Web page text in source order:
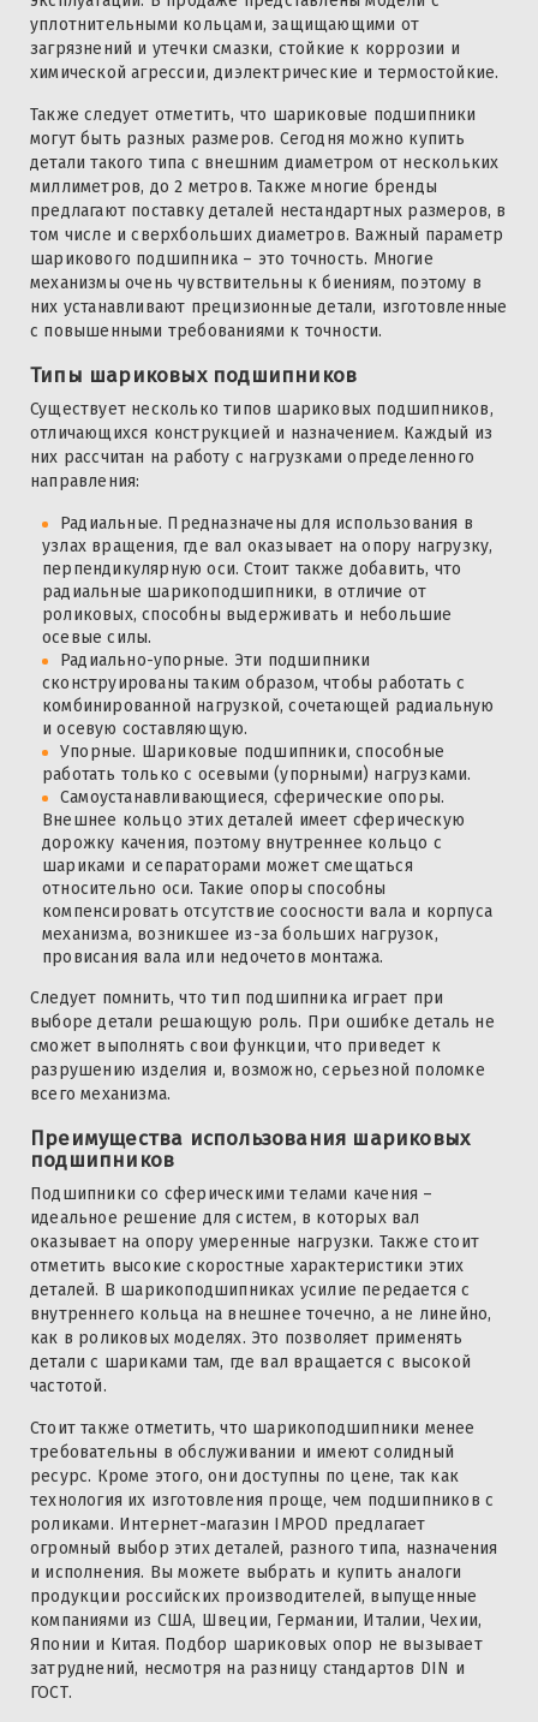
уплотнительными кольцами, защищающими от
загрязнений и утечки смазки, стойкие к коррозии и
химической агрессии, диэлектрические и термостойкие.
Также следует отметить, что шариковые подшипники
могут быть разных размеров. Сегодня можно купить
детали такого типа с внешним диаметром от нескольких
миллиметров, до 2 метров. Также многие бренды
предлагают поставку деталей нестандартных размеров, в
том числе и сверхбольших диаметров. Важный параметр
шарикового подшипника – это точность. Многие
механизмы очень чувствительны к биениям, поэтому в
них устанавливают прецизионные детали, изготовленные
с повышенными требованиями к точности.
Типы шариковых подшипников
Существует несколько типов шариковых подшипников,
отличающихся конструкцией и назначением. Каждый из
них рассчитан на работу с нагрузками определенного
направления:
Радиальные. Предназначены для использования в
узлах вращения, где вал оказывает на опору нагрузку,
перпендикулярную оси. Стоит также добавить, что
радиальные шарикоподшипники, в отличие от
роликовых, способны выдерживать и небольшие
осевые силы.
Радиально-упорные. Эти подшипники
сконструированы таким образом, чтобы работать с
комбинированной нагрузкой, сочетающей радиальную
и осевую составляющую.
Упорные. Шариковые подшипники, способные
работать только с осевыми (упорными) нагрузками.
Самоустанавливающиеся, сферические опоры.
Внешнее кольцо этих деталей имеет сферическую
дорожку качения, поэтому внутреннее кольцо с
шариками и сепараторами может смещаться
относительно оси. Такие опоры способны
компенсировать отсутствие соосности вала и корпуса
механизма, возникшее из-за больших нагрузок,
провисания вала или недочетов монтажа.
Следует помнить, что тип подшипника играет при
выборе детали решающую роль. При ошибке деталь не
сможет выполнять свои функции, что приведет к
разрушению изделия и, возможно, серьезной поломке
всего механизма.
Преимущества использования шариковых
подшипников
Подшипники со сферическими телами качения –
идеальное решение для систем, в которых вал
оказывает на опору умеренные нагрузки. Также стоит
отметить высокие скоростные характеристики этих
деталей. В шарикоподшипниках усилие передается с
внутреннего кольца на внешнее точечно, а не линейно,
как в роликовых моделях. Это позволяет применять
детали с шариками там, где вал вращается с высокой
частотой.
Стоит также отметить, что шарикоподшипники менее
требовательны в обслуживании и имеют солидный
ресурс. Кроме этого, они доступны по цене, так как
технология их изготовления проще, чем подшипников с
роликами. Интернет-магазин IMPOD предлагает
огромный выбор этих деталей, разного типа, назначения
и исполнения. Вы можете выбрать и купить аналоги
продукции российских производителей, выпущенные
компаниями из США, Швеции, Германии, Италии, Чехии,
Японии и Китая. Подбор шариковых опор не вызывает
затруднений, несмотря на разницу стандартов DIN и
ГОСТ.